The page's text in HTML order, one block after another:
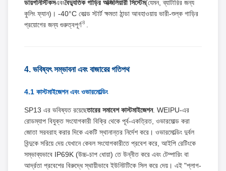
ডায়গনিস্টিকসএবংবৈদ্যুতিক গাড়ির অক্জিলিয়ারী সিস্টেম(যেমন, ব্যাটারির জন্য
কুলিং ফ্যান)। -40°C কোল্ড স্টার্ট ক্ষমতা ঠান্ডা আবহাওয়ায় ভারী-শুল্ক গাড়ির
প্রয়োগের জন্য গুরুত্বপূর্ণ8
4. ভবিষ্যৎ সম্ভাবনা এবং বাজারের গতিপথ
4.1 কাস্টমাইজেশন এবং ওভারমোল্ডিং
SP13 এর ভবিষ্যত রয়েছেতারের সমাবেশ কাস্টমাইজেশন. WEIPU-এর
রোডম্যাপ বিযুক্ত সংযোগকারী বিক্রি থেকে পূর্ব-একত্রিত, ওভারমোল্ড করা
জোতা সরবরাহ করার দিকে একটি স্থানান্তর নির্দেশ করে। ওভারমোল্ডিং দুর্বল
বিন্দুকে সরিয়ে দেয় যেখানে কেবল সংযোগকারীতে প্রবেশ করে, আইপি রেটিংকে
সম্ভাব্যভাবে IP69K (উচ্চ-চাপ ধোয়া) তে উন্নীত করে এবং টেম্পারিং বা
আর্দ্রতা প্রবেশের বিরুদ্ধে স্থায়ীভাবে ইউনিটটিকে সিল করে দেয়। এই "প্লাগ-